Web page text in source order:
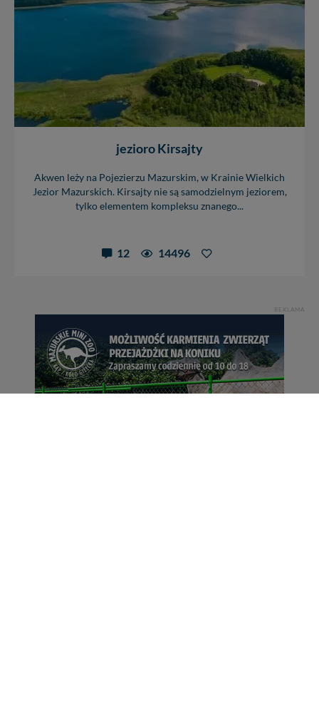
jezioro Kirsajty
Akwen leży na Pojezierzu Mazurskim, w Krainie Wielkich
Jezior Mazurskich. Kirsajty nie są samodzielnym jeziorem,
tylko elementem kompleksu znanego...
12 14496
REKLAMA